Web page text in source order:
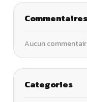
Aucun
Categories